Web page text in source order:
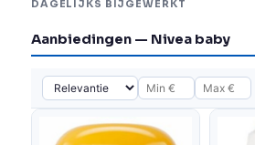
DAGELIJKS BIJGEWERKT
Aanbiedingen — Nivea baby